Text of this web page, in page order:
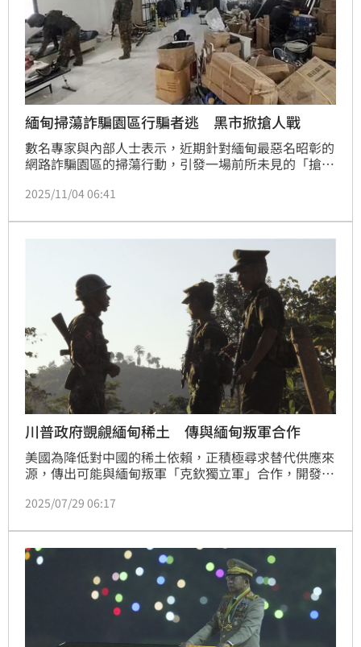
緬甸掃蕩詐騙園區行騙者逃 黑市掀搶人戰
數名專家與內部人士表示，近期針對緬甸最惡名昭彰的
網路詐騙園區的掃蕩行動，引發一場前所未見的「搶人
「再就業」。
2025/11/04 06:41
川普政府覬覦緬甸稀土 傳與緬甸叛軍合作
美國為降低對中國的稀土依賴，正積極尋求替代供應來
源，傳出可能與緬甸叛軍「克欽獨立軍」合作，開發控
治態度，也恐觸動中國在該區的影響力。稀土作為戰略
力已延伸至周邊國家，成為地緣政治博弈的最新戰場。
儘管知情人士表示，目前仍屬討論初期階段，外界已開
始關注美方是否將一改往日態度、與叛軍合作換取資
2025/07/29 06:17